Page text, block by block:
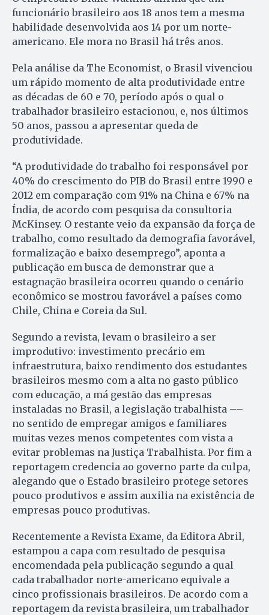
funcionário brasileiro aos 18 anos tem a mesma
habilidade desenvolvida aos 14 por um norte-
americano. Ele mora no Brasil há três anos.
Pela análise da The Economist, o Brasil vivenciou
um rápido momento de alta produtividade entre
as décadas de 60 e 70, período após o qual o
trabalhador brasileiro estacionou, e, nos últimos
50 anos, passou a apresentar queda de
produtividade.
“A produtividade do trabalho foi responsável por
40% do crescimento do PIB do Brasil entre 1990 e
2012 em comparação com 91% na China e 67% na
Índia, de acordo com pesquisa da consultoria
McKinsey. O restante veio da expansão da força de
trabalho, como resultado da demografia favorável,
formalização e baixo desemprego”, aponta a
publicação em busca de demonstrar que a
estagnação brasileira ocorreu quando o cenário
econômico se mostrou favorável a países como
Chile, China e Coreia da Sul.
Segundo a revista, levam o brasileiro a ser
improdutivo: investimento precário em
infraestrutura, baixo rendimento dos estudantes
brasileiros mesmo com a alta no gasto público
com educação, a má gestão das empresas
instaladas no Brasil, a legislação trabalhista ––
no sentido de empregar amigos e familiares
muitas vezes menos competentes com vista a
evitar problemas na Justiça Trabalhista. Por fim a
reportagem credencia ao governo parte da culpa,
alegando que o Estado brasileiro protege setores
pouco produtivos e assim auxilia na existência de
empresas pouco produtivas.
Recentemente a Revista Exame, da Editora Abril,
estampou a capa com resultado de pesquisa
encomendada pela publicação segundo a qual
cada trabalhador norte-americano equivale a
cinco profissionais brasileiros. De acordo com a
reportagem da revista brasileira, um trabalhador